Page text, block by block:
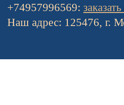
+74957996569:
Наш адрес: 125476, г.